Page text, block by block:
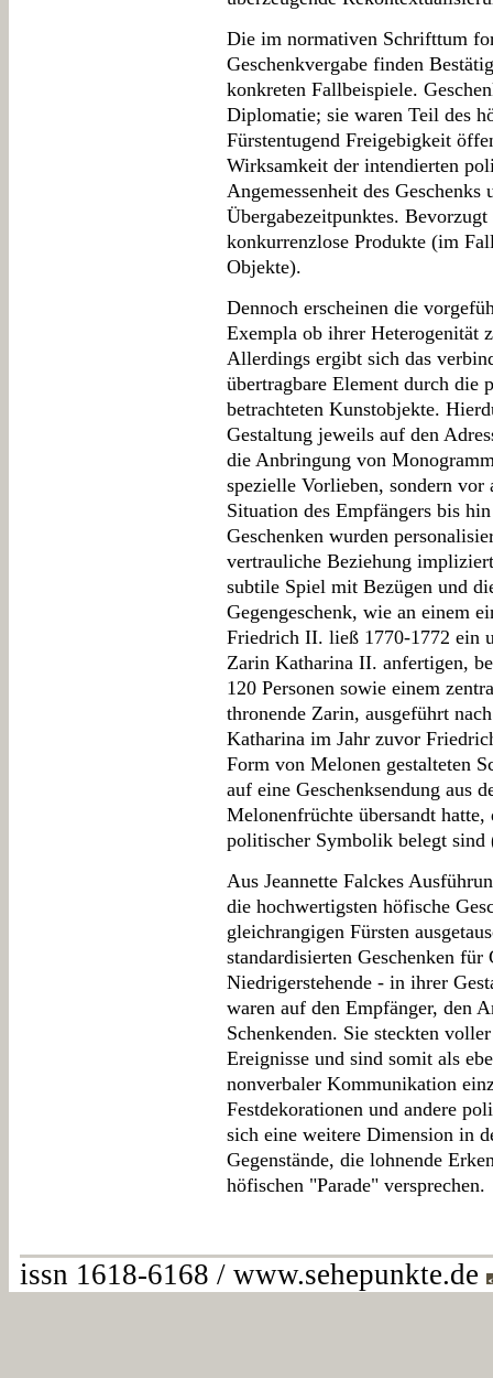
Die im normativen Schrifttum
Geschenkvergabe finden
konkreten Fallbeispiele.
Diplomatie; sie waren Teil des
Fürstentugend Freigebigkeit
Wirksamkeit der intendierten
Angemessenheit des
Übergabezeitpunktes.
konkurrenzlose Produkte (im
Objekte).
Dennoch erscheinen die
Exempla ob ihrer Heterogenität
Allerdings ergibt sich das
übertragbare Element durch die
betrachteten Kunstobjekte.
Gestaltung jeweils auf den
die Anbringung von
spezielle Vorlieben, sondern
Situation des Empfängers bis
Geschenken wurden
vertrauliche Beziehung
subtile Spiel mit Bezügen und
Gegengeschenk, wie an einem
Friedrich II. ließ 1770-1772 ein
Zarin Katharina II. anfertigen,
120 Personen sowie einem
thronende Zarin, ausgeführt
Katharina im Jahr zuvor
Form von Melonen gestalteten
auf eine Geschenksendung aus
Melonenfrüchte übersandt
politischer Symbolik belegt sind
Aus Jeannette Falckes
die hochwertigsten höfische
gleichrangigen Fürsten
standardisierten Geschenken für
Niedrigerstehende - in ihrer
waren auf den Empfänger, den
Schenkenden. Sie steckten
Ereignisse und sind somit als
nonverbaler Kommunikation
Festdekorationen und andere
sich eine weitere Dimension in
Gegenstände, die lohnende
höfischen "Parade" versprechen.
issn 1618-6168 / www.sehepunkte.de